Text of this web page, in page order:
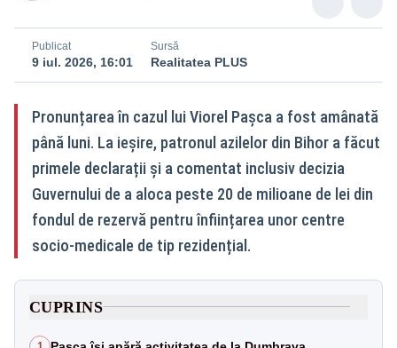
Publicat
9 iul. 2026, 16:01
Sursă
Realitatea PLUS
Pronunțarea în cazul lui Viorel Pașca a fost amânată
până luni. La ieșire, patronul azilelor din Bihor a făcut
primele declarații și a comentat inclusiv decizia
Guvernului de a aloca peste 20 de milioane de lei din
fondul de rezervă pentru înființarea unor centre
socio-medicale de tip rezidențial.
CUPRINS